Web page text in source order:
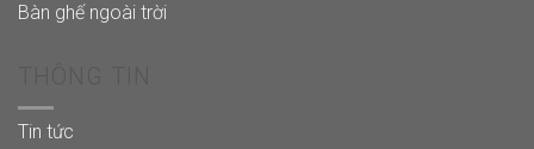
Bàn ghế ngoài trời
Tin tức